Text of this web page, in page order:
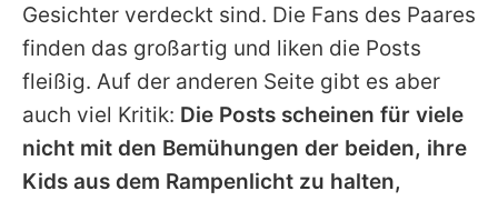
Gesichter verdeckt sind. Die Fans des Paares
finden das großartig und liken die Posts
fleißig. Auf der anderen Seite gibt es aber
auch viel Kritik: Die Posts scheinen für viele
nicht mit den Bemühungen der beiden, ihre
Kids aus dem Rampenlicht zu halten,